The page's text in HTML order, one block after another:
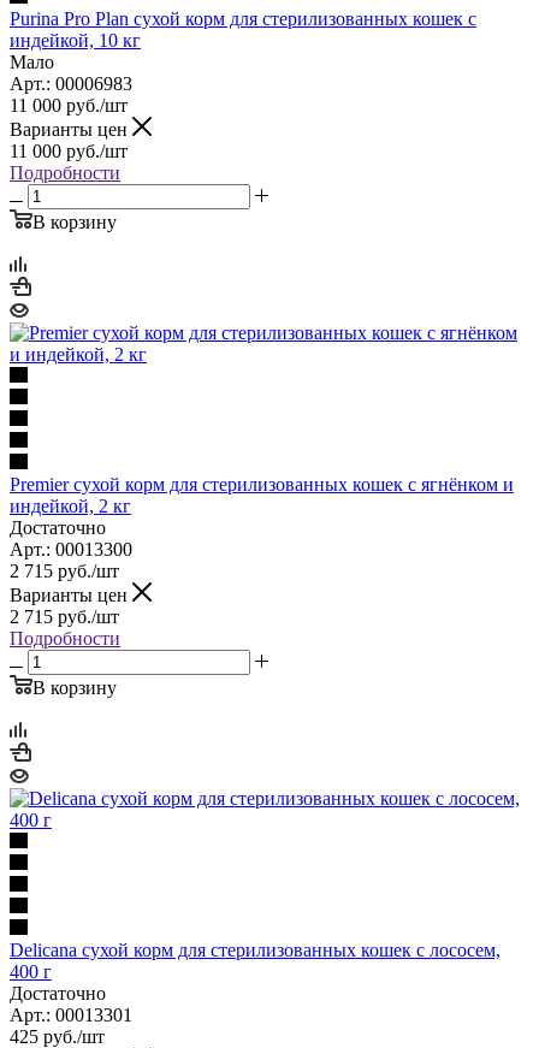
Purina Pro Plan сухой корм для стерилизованных кошек с
индейкой, 10 кг
Мало
Арт.: 00006983
11 000 руб./шт
Варианты цен
11 000 руб./шт
Подробности
В корзину
Premier сухой корм для стерилизованных кошек с ягнёнком и
индейкой, 2 кг
Достаточно
Арт.: 00013300
2 715 руб./шт
Варианты цен
2 715 руб./шт
Подробности
В корзину
Delicana сухой корм для стерилизованных кошек с лососем,
400 г
Достаточно
Арт.: 00013301
425 руб./шт